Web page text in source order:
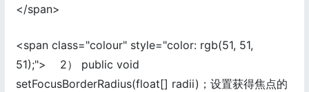
</span>
<span class="colour" style="color: rgb(51, 51,
51);"> 2） public void
setFocusBorderRadius(float[] radii)；设置获得焦点的